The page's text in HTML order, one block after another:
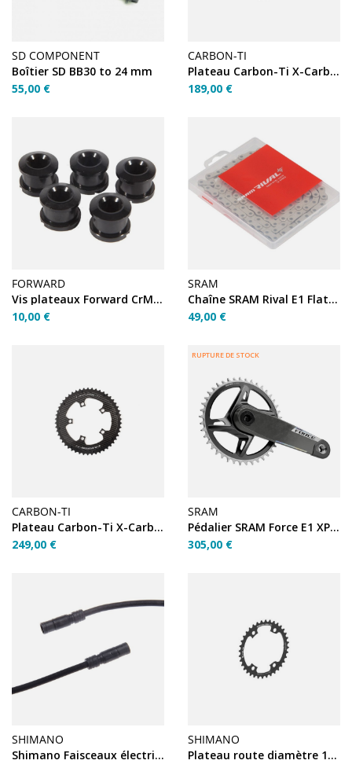
SD COMPONENT
Boîtier SD BB30 to 24 mm
55,00 €
CARBON-TI
Plateau Carbon-Ti X-Carboring Evo 36 dents 110mm
189,00 €
FORWARD
Vis plateaux Forward CrMo 6.5mm Noir
10,00 €
SRAM
Chaîne SRAM Rival E1 Flattop 12V 126 maillons
49,00 €
CARBON-TI
Plateau Carbon-Ti X-Carboring Evo 52 dents 110mm
249,00 €
RUPTURE DE STOCK
SRAM
Pédalier SRAM Force E1 XPLR 1X DUB Wide 165mm 42T
305,00 €
SHIMANO
Shimano Faisceaux électriques EW-SD50 Di2 500mm externe
SHIMANO
Plateau route diamètre 110 inter 42T noir X110 TA 12V 4...